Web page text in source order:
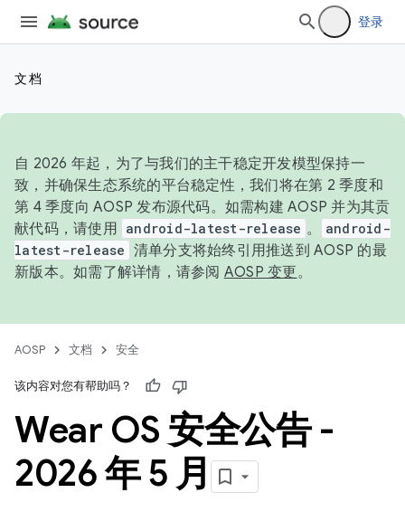
登录
文档
自 2026 年起，为了与我们的主干稳定开发模型保持一
致，并确保生态系统的平台稳定性，我们将在第 2 季度和
第 4 季度向 AOSP 发布源代码。如需构建 AOSP 并为其贡
献代码，请使用 android-latest-release 。
android-
latest-release 清单分支将始终引用推送到 AOSP 的最
新版本。如需了解详情，请参阅 AOSP 变更。
AOSP 文档 安全
该内容对您有帮助吗？
Wear OS 安全公告 -
2026 年 5 月